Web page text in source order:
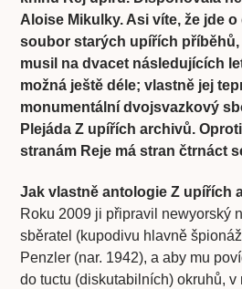
Aloise Mikulky. Asi víte, že jde
soubor starých upířích příběhů,
musil na dvacet následujících
možná ještě déle; vlastně jej
monumentální dvojsvazkový
Plejáda Z upířích archivů.
stranám Reje má stran čtrnáct
Jak vlastně antologie Z upířích
Roku 2009 ji připravil newyorský
sběratel (kupodivu hlavně
Penzler (nar. 1942), a aby mu
do tuctu (diskutabilních) okruhů, v